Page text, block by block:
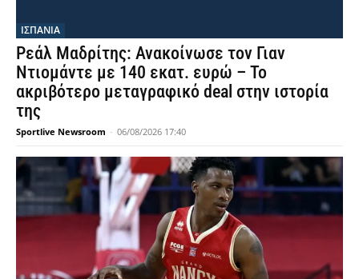
ΙΣΠΑΝΙΑ
Ρεάλ Μαδρίτης: Ανακοίνωσε τον Γιαν
Ντιομάντε με 140 εκατ. ευρώ – Το
ακριβότερο μεταγραφικό deal στην ιστορία
της
Sportlive Newsroom - 06/08/2026 17:40